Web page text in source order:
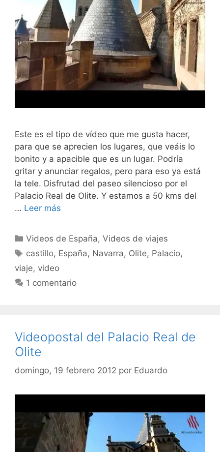
Este es el tipo de vídeo que me gusta hacer,
para que se aprecien los lugares, que veáis lo
bonito y a apacible que es un lugar. Podría
gritar y anunciar regalos, pero para eso ya está
la tele. Disfrutad del paseo silencioso por el
Palacio Real de Olite. Y estamos a 50 kms del
… Leer más
Categorías
Videos de España,Videos de viajes
Etiquetas
castillo, España, Navarra, Olite, Palacio,
viaje, video
1 comentario
Videopostal del Palacio Real de
Olite
domingo, 19 febrero 2012 por Eduardo